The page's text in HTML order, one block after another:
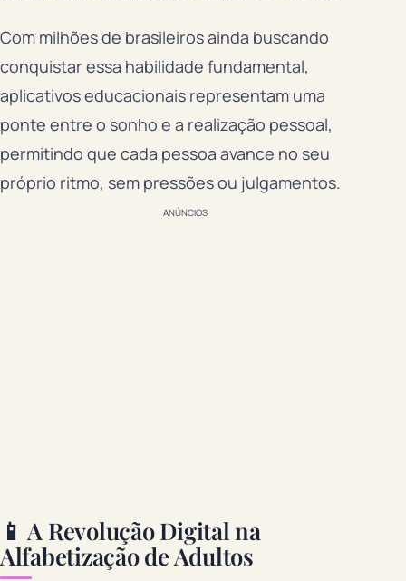
Com milhões de brasileiros ainda buscando
conquistar essa habilidade fundamental,
aplicativos educacionais representam uma
ponte entre o sonho e a realização pessoal,
permitindo que cada pessoa avance no seu
próprio ritmo, sem pressões ou julgamentos.
ANÚNCIOS
📱 A Revolução Digital na
Alfabetização de Adultos